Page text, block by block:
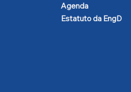
Agenda
Estatuto da EngD